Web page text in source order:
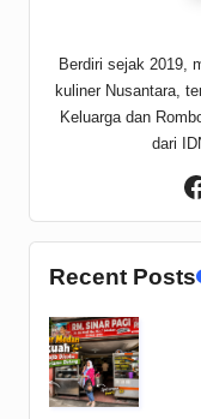
Berdiri sejak 2019,
kuliner Nusantara,
Keluarga dan
dari
Recent Posts